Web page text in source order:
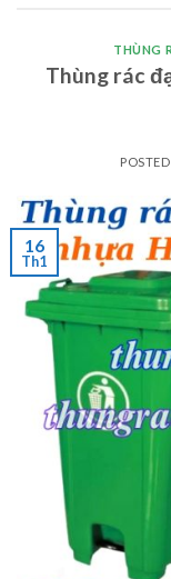
THÙNG
Thùng rác
16
Th1